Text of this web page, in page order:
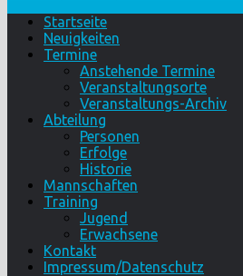
Startseite
Neuigkeiten
Termine
Anstehende Termine
Veranstaltungsorte
Veranstaltungs-Archiv
Abteilung
Personen
Erfolge
Historie
Mannschaften
Training
Jugend
Erwachsene
Kontakt
Impressum/Datenschutz